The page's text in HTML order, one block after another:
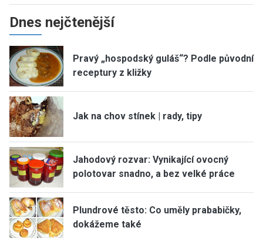
Dnes nejčtenější
Pravý „hospodský guláš“? Podle původní
receptury z kližky
Jak na chov stínek | rady, tipy
Jahodový rozvar: Vynikající ovocný
polotovar snadno, a bez velké práce
Plundrové těsto: Co uměly prababičky,
dokážeme také